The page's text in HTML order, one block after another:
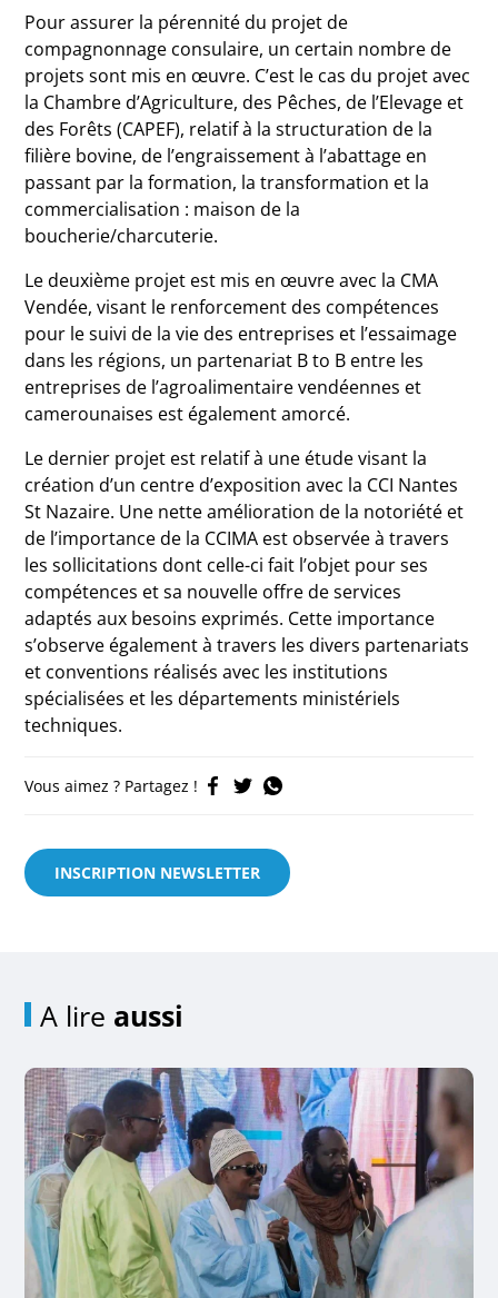
Pour assurer la pérennité du projet de
compagnonnage consulaire, un certain nombre de
projets sont mis en œuvre. C’est le cas du projet avec
la Chambre d’Agriculture, des Pêches, de l’Elevage et
des Forêts (CAPEF), relatif à la structuration de la
filière bovine, de l’engraissement à l’abattage en
passant par la formation, la transformation et la
commercialisation : maison de la
boucherie/charcuterie.
Le deuxième projet est mis en œuvre avec la CMA
Vendée, visant le renforcement des compétences
pour le suivi de la vie des entreprises et l’essaimage
dans les régions, un partenariat B to B entre les
entreprises de l’agroalimentaire vendéennes et
camerounaises est également amorcé.
Le dernier projet est relatif à une étude visant la
création d’un centre d’exposition avec la CCI Nantes
St Nazaire. Une nette amélioration de la notoriété et
de l’importance de la CCIMA est observée à travers
les sollicitations dont celle-ci fait l’objet pour ses
compétences et sa nouvelle offre de services
adaptés aux besoins exprimés. Cette importance
s’observe également à travers les divers partenariats
et conventions réalisés avec les institutions
spécialisées et les départements ministériels
techniques.
Vous aimez ? Partagez !
INSCRIPTION NEWSLETTER
A lire aussi